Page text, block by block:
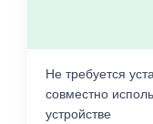
Не требуется
совместно
устройстве